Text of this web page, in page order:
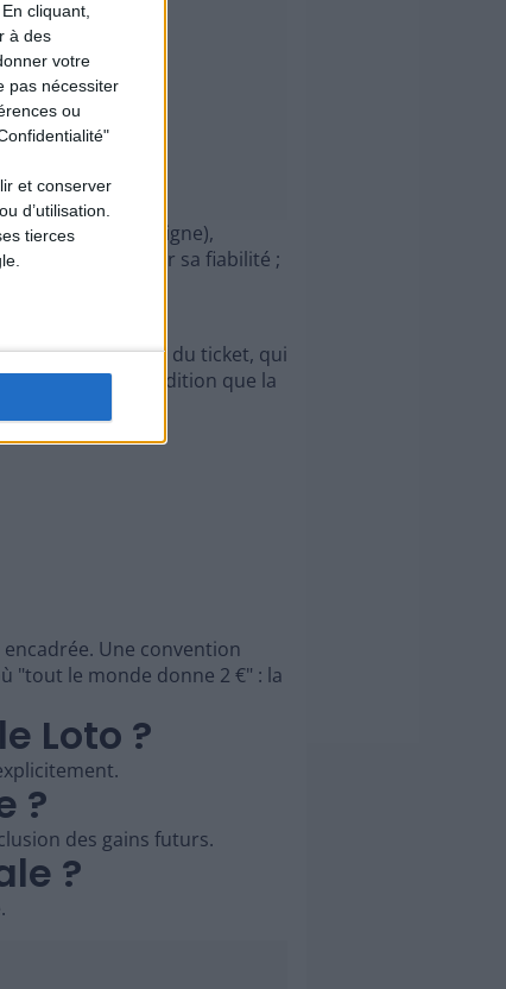
cliquant,
à des
votre
pas nécessiter
ou
et conserver
d’utilisation.
tierces
magasin (ou en ligne),
être choisie pour sa fiabilité ;
au gestionnaire du ticket, qui
donation, à condition que la
Une convention
"tout le monde donne 2 €" : la
Loto ?
?
des gains futurs.
?